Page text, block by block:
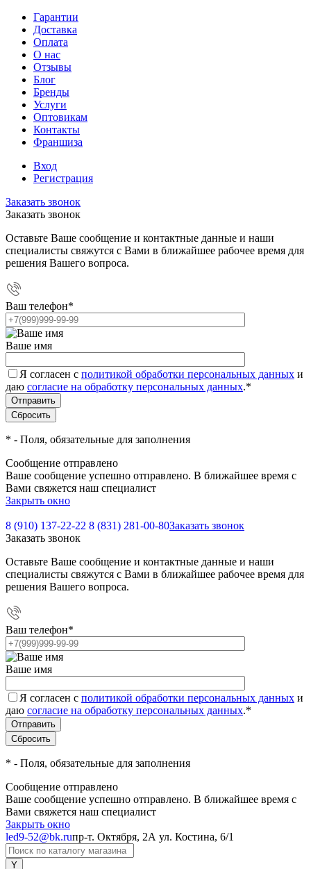
Гарантии
Доставка
Оплата
О нас
Отзывы
Блог
Бренды
Услуги
Оптовикам
Контакты
Франшиза
Вход
Регистрация
Заказать звонок
Заказать звонок
Оставьте Ваше сообщение и контактные данные и наши
специалисты свяжутся с Вами в ближайшее рабочее время для
решения Вашего вопроса.
Ваш телефон*
Ваше имя
Я согласен с политикой обработки персональных данных и
даю согласие на обработку персональных данных.*
* - Поля, обязательные для заполнения
Сообщение отправлено
Ваше сообщение успешно отправлено. В ближайшее время с
Вами свяжется наш специалист
Закрыть окно
8 (910) 137-22-22 8 (831) 281-00-80Заказать звонок
Заказать звонок
Оставьте Ваше сообщение и контактные данные и наши
специалисты свяжутся с Вами в ближайшее рабочее время для
решения Вашего вопроса.
Ваш телефон*
Ваше имя
Я согласен с политикой обработки персональных данных и
даю согласие на обработку персональных данных.*
* - Поля, обязательные для заполнения
Сообщение отправлено
Ваше сообщение успешно отправлено. В ближайшее время с
Вами свяжется наш специалист
Закрыть окно
led9-52@bk.ruпр-т. Октября, 2А ул. Костина, 6/1